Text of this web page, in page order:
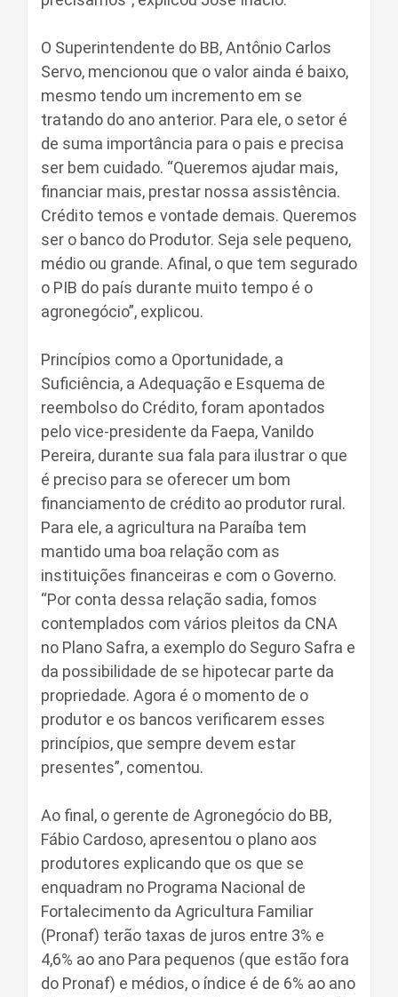
O Superintendente do BB, Antônio Carlos
Servo, mencionou que o valor ainda é baixo,
mesmo tendo um incremento em se
tratando do ano anterior. Para ele, o setor é
de suma importância para o pais e precisa
ser bem cuidado. “Queremos ajudar mais,
financiar mais, prestar nossa assistência.
Crédito temos e vontade demais. Queremos
ser o banco do Produtor. Seja sele pequeno,
médio ou grande. Afinal, o que tem segurado
o PIB do país durante muito tempo é o
agronegócio”, explicou.
Princípios como a Oportunidade, a
Suficiência, a Adequação e Esquema de
reembolso do Crédito, foram apontados
pelo vice-presidente da Faepa, Vanildo
Pereira, durante sua fala para ilustrar o que
é preciso para se oferecer um bom
financiamento de crédito ao produtor rural.
Para ele, a agricultura na Paraíba tem
mantido uma boa relação com as
instituições financeiras e com o Governo.
“Por conta dessa relação sadia, fomos
contemplados com vários pleitos da CNA
no Plano Safra, a exemplo do Seguro Safra e
da possibilidade de se hipotecar parte da
propriedade. Agora é o momento de o
produtor e os bancos verificarem esses
princípios, que sempre devem estar
presentes”, comentou.
Ao final, o gerente de Agronegócio do BB,
Fábio Cardoso, apresentou o plano aos
produtores explicando que os que se
enquadram no Programa Nacional de
Fortalecimento da Agricultura Familiar
(Pronaf) terão taxas de juros entre 3% e
4,6% ao ano Para pequenos (que estão fora
do Pronaf) e médios, o índice é de 6% ao ano